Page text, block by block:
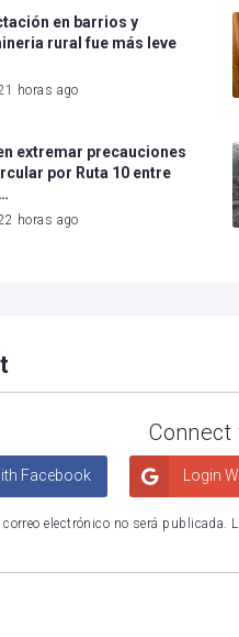
en barrios y
rural fue más leve
horas ago
extremar precauciones
por Ruta 10 entre
horas ago
Connect
Facebook Login
electrónico no será publicada.